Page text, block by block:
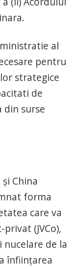
al
pentru
strategice
de
din surse
China
forma
care va
(JVCo),
nucelare de la
înfiinţarea